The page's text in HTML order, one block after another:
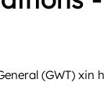
(GWT)